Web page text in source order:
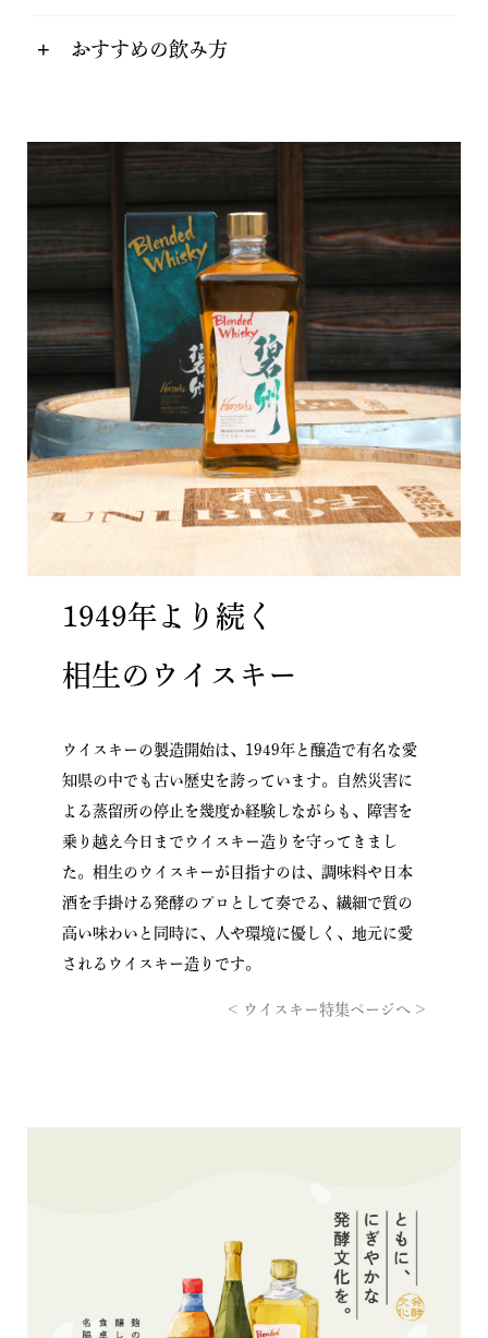
おすすめの飲み方
1949年より続く
相生のウイスキー
ウイスキーの製造開始は、1949年と醸造で有名な愛
知県の中でも古い歴史を誇っています。自然災害に
よる蒸留所の停止を幾度か経験しながらも、障害を
乗り越え今日までウイスキー造りを守ってきまし
た。相生のウイスキーが目指すのは、調味料や日本
酒を手掛ける発酵のプロとして奏でる、繊細で質の
高い味わいと同時に、人や環境に優しく、地元に愛
されるウイスキー造りです。
< ウイスキー特集ページへ >